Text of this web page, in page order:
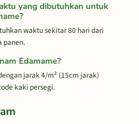
yang dibutuhkan untuk
waktu sekitar 80 hari dari
panen.
Edamame?
jarak 4/m² (15cm jarak)
kaki persegi.